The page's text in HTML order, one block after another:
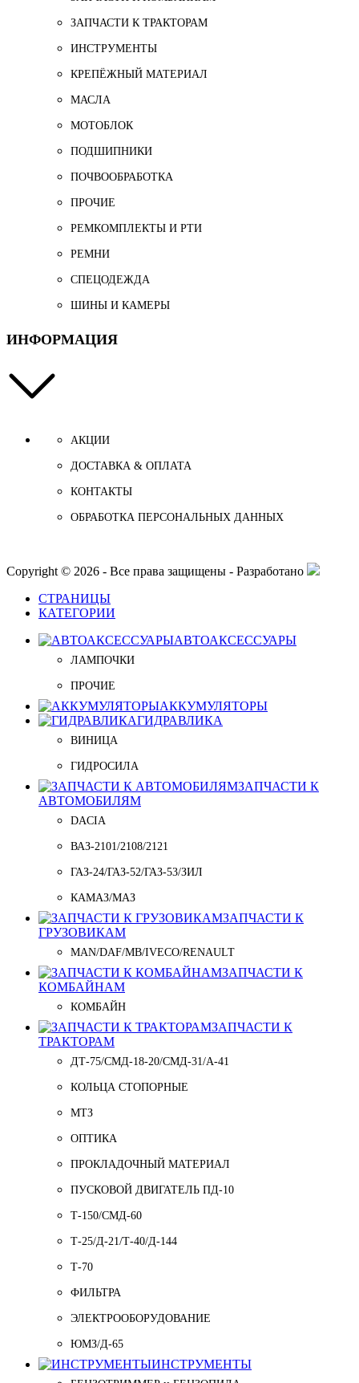
ЗАПЧАСТИ К ТРАКТОРАМ
ИНСТРУМЕНТЫ
КРЕПЁЖНЫЙ МАТЕРИАЛ
МАСЛА
МОТОБЛОК
ПОДШИПНИКИ
ПОЧВООБРАБОТКА
ПРОЧИЕ
РЕМКОМПЛЕКТЫ И РТИ
РЕМНИ
СПЕЦОДЕЖДА
ШИНЫ И КАМЕРЫ
ИНФОРМАЦИЯ
АКЦИИ
ДОСТАВКА & ОПЛАТА
КОНТАКТЫ
ОБРАБОТКА ПЕРСОНАЛЬНЫХ ДАННЫХ
Copyright © 2026 - Все права защищены - Разработано
СТРАНИЦЫ
КАТЕГОРИИ
АВТОАКСЕССУАРЫ
ЛАМПОЧКИ
ПРОЧИЕ
АККУМУЛЯТОРЫ
ГИДРАВЛИКА
ВИНИЦА
ГИДРОСИЛА
ЗАПЧАСТИ К
АВТОМОБИЛЯМ
DACIA
ВАЗ-2101/2108/2121
ГАЗ-24/ГАЗ-52/ГАЗ-53/ЗИЛ
КАМАЗ/МАЗ
ЗАПЧАСТИ К
ГРУЗОВИКАМ
MAN/DAF/MB/IVECO/RENAULT
ЗАПЧАСТИ К
КОМБАЙНАМ
КОМБАЙН
ЗАПЧАСТИ К
ТРАКТОРАМ
ДТ-75/СМД-18-20/СМД-31/A-41
КОЛЬЦА СТОПОРНЫЕ
МТЗ
ОПТИКА
ПРОКЛАДОЧНЫЙ МАТЕРИАЛ
ПУСКОВОЙ ДВИГАТЕЛЬ ПД-10
Т-150/СМД-60
Т-25/Д-21/Т-40/Д-144
Т-70
ФИЛЬТРА
ЭЛЕКТРООБОРУДОВАНИЕ
ЮМЗ/Д-65
ИНСТРУМЕНТЫ